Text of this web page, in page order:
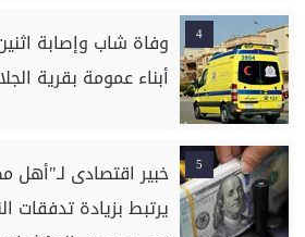
4
وفاة شاب وإصابة
أبناء عمومة بقرية
5
خبير اقتصادى لـ"أهل
يرتبط بزيادة تدفقات